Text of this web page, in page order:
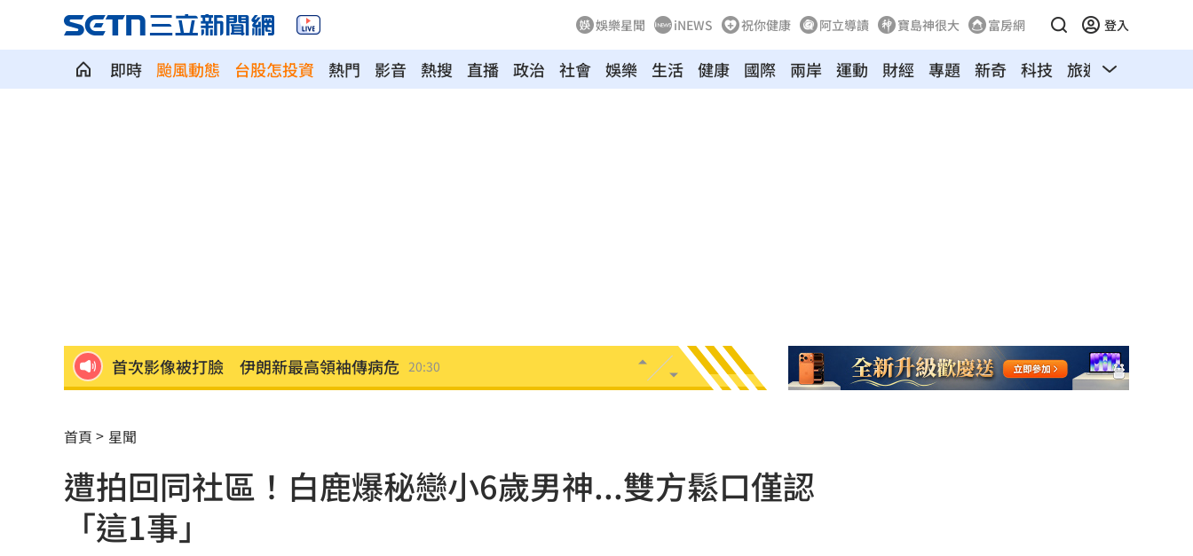
娛樂星聞 iNEWS 祝你健康 阿立導讀 寶島神很大 富房網 登入
即時 颱風動態 台股怎投資 熱門 影音 熱搜 直播 政治 社會 娛樂 生活 健康 國際 兩岸 運動 財經 專題 新奇 科技 旅遊 汽車
首次影像被打臉 伊朗新最高領袖傳病危 20:30
影片曝光！台中囂張男揮刀還尿在警身上
AND2BLE、ALD1黑白對決！神級舞台炸全場 20:19
獨／再爆隨機攻擊？婦控外送員無故賞巴掌
首頁 星聞
遭拍回同社區！白鹿爆秘戀小6歲男神...雙方鬆口僅認
「這1事」